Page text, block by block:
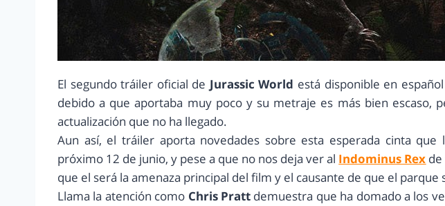
El segundo tráiler oficial de Jurassic World está disponible en
debido a que aportaba muy poco y su metraje es más bien escaso,
actualización que no ha llegado.
Aun así, el tráiler aporta novedades sobre esta esperada cinta que
próximo 12 de junio, y pese a que no nos deja ver al Indominus Rex
que el será la amenaza principal del film y el causante de que el parque
Llama la atención como Chris Prattdemuestra que ha domado a los